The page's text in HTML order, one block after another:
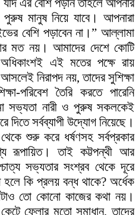
যদি এর বেশি পড়ান তাহলে আপনার
মানুষ নিয়ে যাবে। আপনারা
বেশি পড়াবেন না।” আল্লামা
মত নয়। আমাদের দেশে কোটি
অধিকাংশই এই মতের পক্ষে রায়
নিরাপদ নয়, তাদের সুশিক্ষা
পরিবেশ তৈরি করতে পারেনি
সভ্যতা নারী ও পুরুষ সকলকেই
সর্বব্যাপী উদ্যোগ নিয়েছে।
শুরু করে ধর্ষণসহ সর্বপ্রকার
রূপায়িত। তাই কট্টপন্থী আর
সভ্যতার সংশ্রব থেকে দূরে
কি প্রলয় বন্ধ থাকে? অর্ধেক
তো কোনো কাজের কথা নয়।
ফেলার মতো সমাধান, তাদের